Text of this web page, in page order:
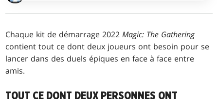
Chaque kit de démarrage 2022Magic: The Gathering
contient tout ce dont deux joueurs ont besoin pour se
lancer dans des duels épiques en face à face entre
amis.
TOUT CE DONT DEUX PERSONNES ONT